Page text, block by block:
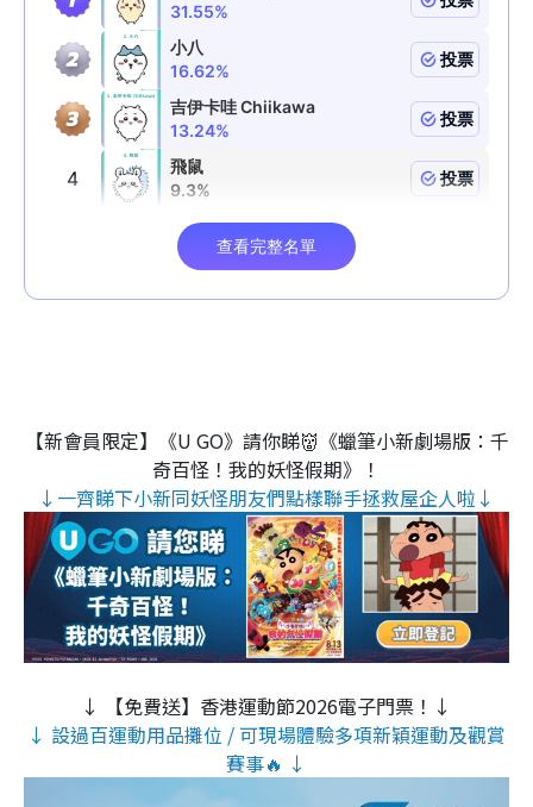
【新會員限定】《U GO》請你睇👹《蠟筆小新劇場版：千
奇百怪！我的妖怪假期》！
↓一齊睇下小新同妖怪朋友們點樣聯手拯救屋企人啦↓
↓ 【免費送】香港運動節2026電子門票！↓
↓ 設過百運動用品攤位 / 可現場體驗多項新穎運動及觀賞
賽事🔥 ↓